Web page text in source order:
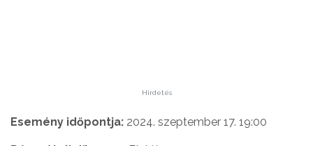
Hirdetés
Esemény időpontja: 2024. szeptember 17. 19:00